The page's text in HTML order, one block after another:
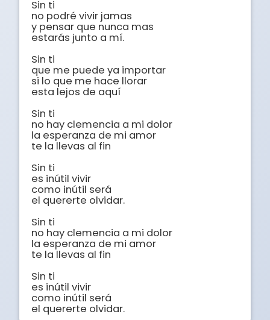
Sin ti
no podré vivir jamas
y pensar que nunca mas
estarás junto a mí.
Sin ti
que me puede ya importar
si lo que me hace llorar
esta lejos de aquí
Sin ti
no hay clemencia a mi dolor
la esperanza de mi amor
te la llevas al fin
Sin ti
es inútil vivir
como inútil será
el quererte olvidar.
Sin ti
no hay clemencia a mi dolor
la esperanza de mi amor
te la llevas al fin
Sin ti
es inútil vivir
como inútil será
el quererte olvidar.